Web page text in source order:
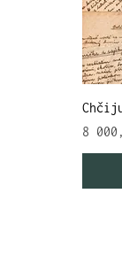
Cena
8